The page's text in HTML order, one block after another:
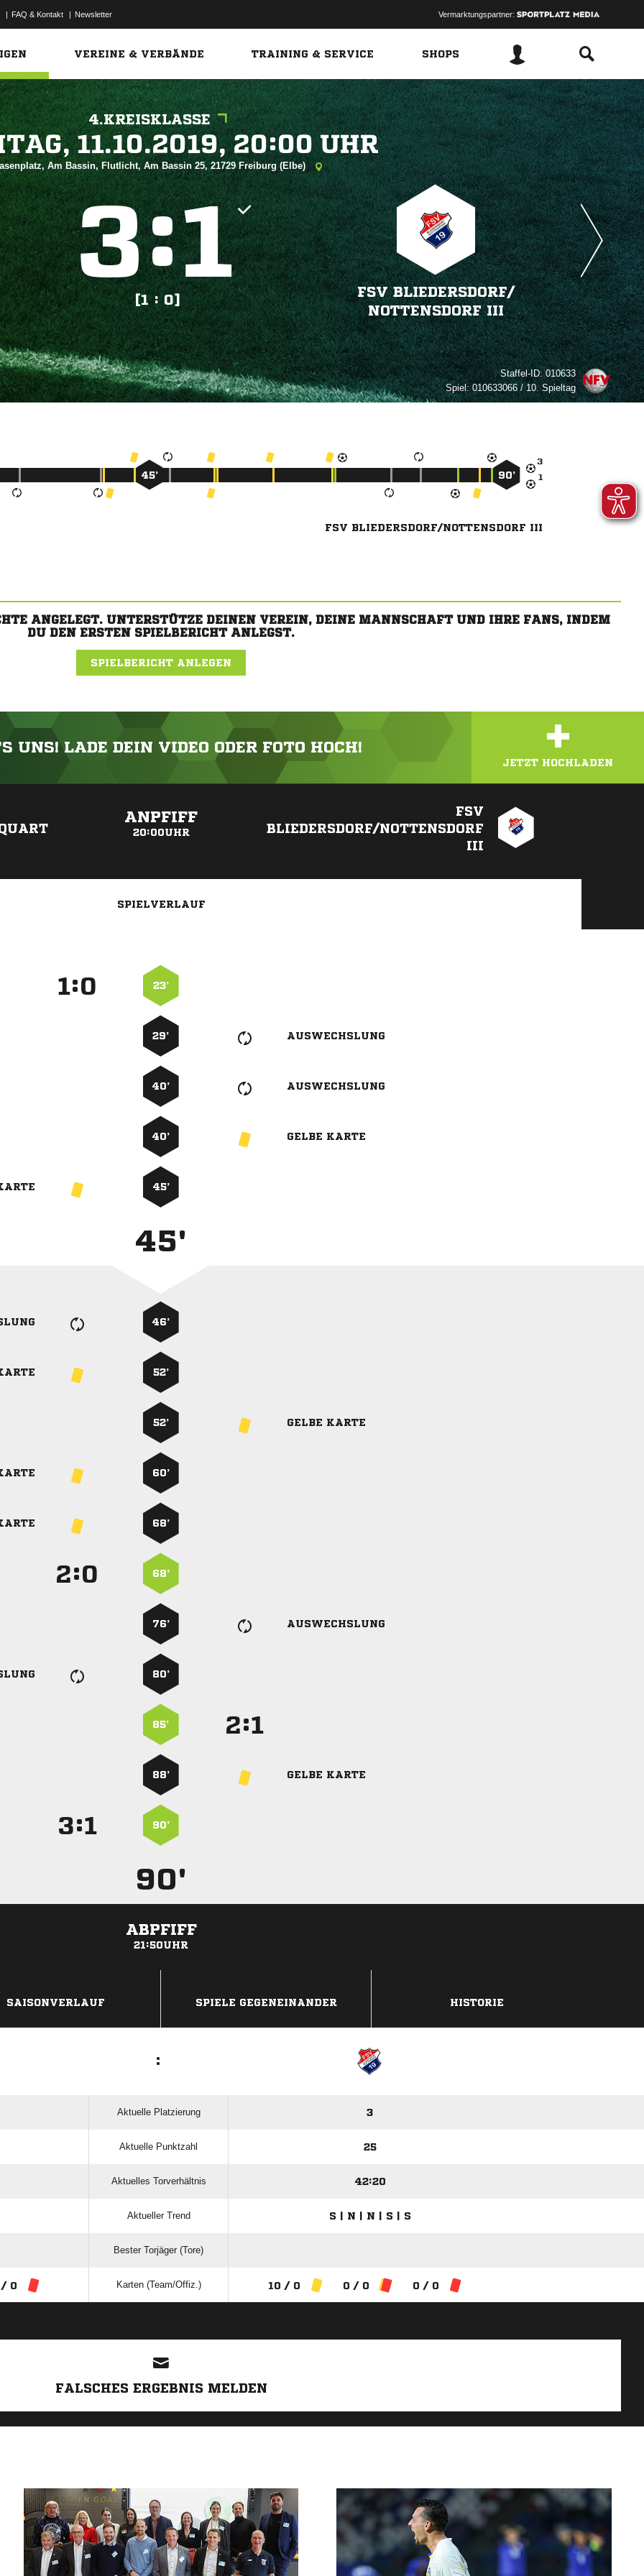
| FAQ & Kontakt | Newsletter Vermarktungspartner:
VEREINE & VERBÄNDE TRAINING & SERVICE SHOPS
4.KREISKLASSE
  
Am Bassin, Flutlicht, Am Bassin 25, 21729 Freiburg (Elbe)
:
[1 : 0]
FSV BLIEDERSDORF/​
NOTTENSDORF III
Staffel-ID:010633
Spiel:010633066 / 10. Spieltag


45’ 90’
FSV BLIEDERSDORF/NOTTENSDORF III
ANGELEGT. UNTERSTÜTZE DEINEN VEREIN, DEINE MANNSCHAFT UND IHRE FANS, INDEM
DU DEN ERSTEN SPIELBERICHT ANLEGST.
SPIELBERICHT ANLEGEN
UNS! LADE DEIN VIDEO ODER FOTO HOCH! +
JETZT HOCHLADEN
ANPFIFF
20:00UHR
FSV
BLIEDERSDORF/NOTTENSDORF
III
SPIELVERLAUF
: 23’
29’ AUSWECHSLUNG
40’ AUSWECHSLUNG
40’ GELBE KARTE
45’
45'
46’
52’
52’ GELBE KARTE
60’
68’
: 68’
76’ AUSWECHSLUNG
80’
85’ :
88’ GELBE KARTE
: 90’
90'
ABPFIFF
21:50UHR
SAISONVERLAUF SPIELE GEGENEINANDER HISTORIE
:
Aktuelle Platzierung 3
Aktuelle Punktzahl 25
Aktuelles Torverhältnis 42:20
Aktueller Trend S | N | N | S | S
Bester Torjäger (Tore)
/ 0 Karten (Team/Offiz.) 10 / 0 0 / 0 0 / 0
FALSCHES ERGEBNIS MELDEN